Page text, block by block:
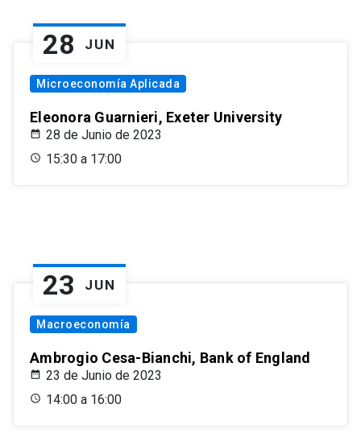
28 JUN
Microeconomía Aplicada
Eleonora Guarnieri, Exeter University
28 de Junio de 2023
15:30 a 17:00
23 JUN
Macroeconomía
Ambrogio Cesa-Bianchi, Bank of England
23 de Junio de 2023
14:00 a 16:00